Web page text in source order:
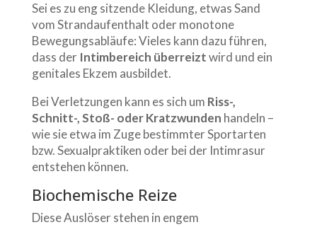
Sei es zu eng sitzende Kleidung, etwas Sand
vom Strandaufenthalt oder monotone
Bewegungsabläufe: Vieles kann dazu führen,
dass der Intimbereich überreiztwird und ein
genitales Ekzem ausbildet.
Bei Verletzungen kann es sich um Riss-,
Schnitt-, Stoß- oder Kratzwunden handeln –
wie sie etwa im Zuge bestimmter Sportarten
bzw. Sexualpraktiken oder bei der Intimrasur
entstehen können.
Biochemische Reize
Diese Auslöser stehen in engem